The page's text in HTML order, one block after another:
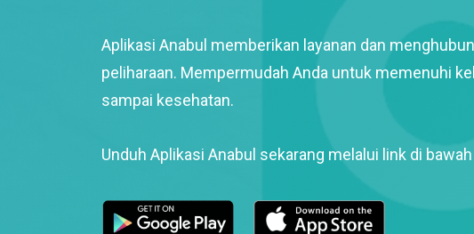
Aplikasi Anabul memberikan layanan dan
peliharaan. Mempermudah Anda untuk memenuhi
sampai kesehatan.
Unduh Aplikasi Anabul sekarang melalui link di